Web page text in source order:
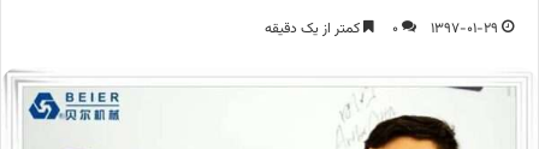
1397-01-29
0 کمتر از یک دقیقه